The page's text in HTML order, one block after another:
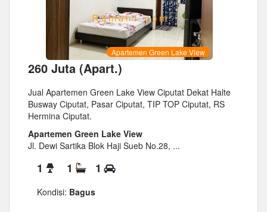
Apartemen Green Lake View
260 Juta (Apart.)
Jual Apartemen Green Lake View Ciputat Dekat Halte
Busway Ciputat, Pasar Ciputat, TIP TOP Ciputat, RS
Hermina Ciputat.
Apartemen Green Lake View
Jl. Dewi Sartika Blok Haji Sueb No.28, ...
1 1 1
Kondisi: Bagus